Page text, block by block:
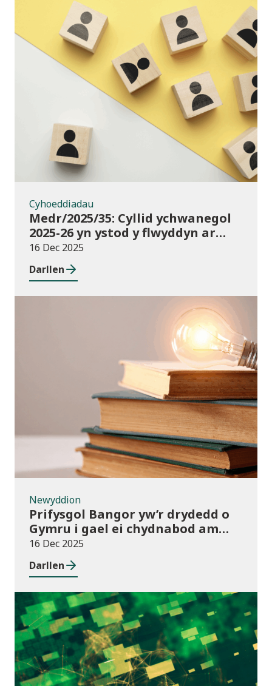
Cyhoeddiadau
Cyhoeddiadau
Medr/2025/35: Cyllid ychwanegol
2025-26 yn ystod y flwyddyn ar
gyfer darpariaeth conservatoire
cerddoriaeth a drama sy’n
seiliedig ar berfformio
16 Dec 2025
Darllen
Newyddion
Newyddion
Prifysgol Bangor yw’r drydedd o
Gymru i gael ei chydnabod am
arferion gorau ym maes cwmnïau
deillio
16 Dec 2025
Darllen